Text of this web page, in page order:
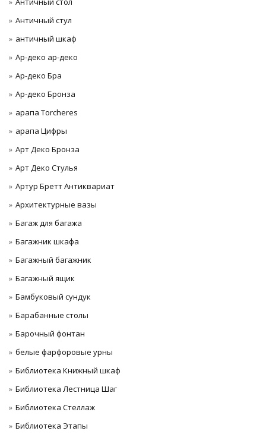
Античный стул
античный шкаф
Ар-деко ар-деко
Ар-деко Бра
Ар-деко Бронза
арапа Torcheres
арапа Цифры
Арт Деко Бронза
Арт Деко Стулья
Артур Бретт Антиквариат
Архитектурные вазы
Багаж для багажа
Багажник шкафа
Багажный багажник
Багажный ящик
Бамбуковый сундук
Барабанные столы
Барочный фонтан
белые фарфоровые урны
Библиотека Книжный шкаф
Библиотека Лестница Шаг
Библиотека Стеллаж
Библиотека Этапы